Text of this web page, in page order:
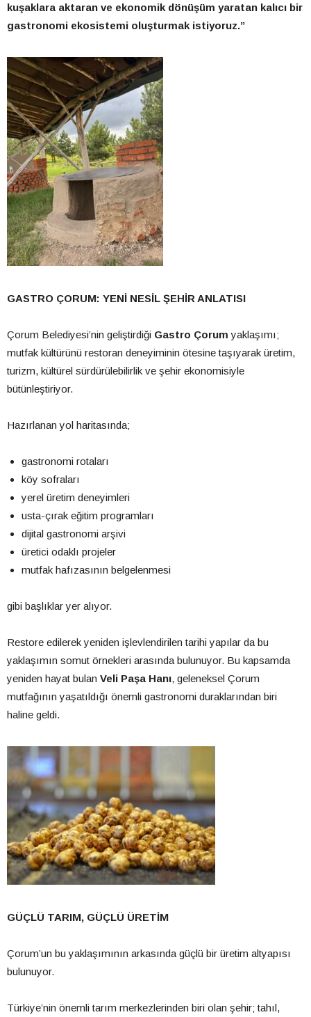
kuşaklara aktaran ve ekonomik dönüşüm yaratan kalıcı bir
gastronomi ekosistemi oluşturmak istiyoruz.”
GASTRO ÇORUM: YENİ NESİL ŞEHİR ANLATISI
Çorum Belediyesi’nin geliştirdiği Gastro Çorum yaklaşımı;
mutfak kültürünü restoran deneyiminin ötesine taşıyarak üretim,
turizm, kültürel sürdürülebilirlik ve şehir ekonomisiyle
bütünleştiriyor.
Hazırlanan yol haritasında;
gastronomi rotaları
köy sofraları
yerel üretim deneyimleri
usta-çırak eğitim programları
dijital gastronomi arşivi
üretici odaklı projeler
mutfak hafızasının belgelenmesi
gibi başlıklar yer alıyor.
Restore edilerek yeniden işlevlendirilen tarihi yapılar da bu
yaklaşımın somut örnekleri arasında bulunuyor. Bu kapsamda
yeniden hayat bulan Veli Paşa Hanı, geleneksel Çorum
mutfağının yaşatıldığı önemli gastronomi duraklarından biri
haline geldi.
GÜÇLÜ TARIM, GÜÇLÜ ÜRETİM
Çorum’un bu yaklaşımının arkasında güçlü bir üretim altyapısı
bulunuyor.
Türkiye’nin önemli tarım merkezlerinden biri olan şehir; tahıl,